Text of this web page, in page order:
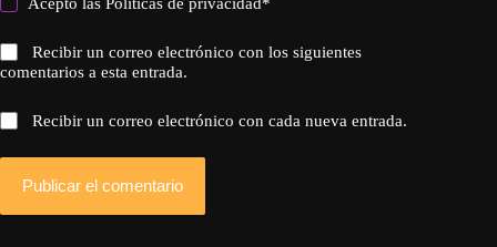
Recibir un correo electrónico con los siguientes
comentarios a esta entrada.
Recibir un correo electrónico con cada nueva entrada.
Publicar el comentario